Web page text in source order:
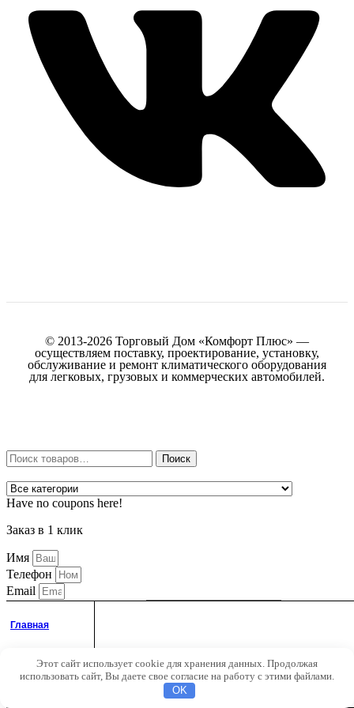
Главная
Аккаунт
Поиск
© 2013-2026 Торговый Дом «Комфорт Плюс» —
осуществляем поставку, проектирование, установку,
обслуживание и ремонт климатического оборудования
для легковых, грузовых и коммерческих автомобилей.
Искать: Поиск
Have no coupons here!
Заказ в 1 клик
Имя
Телефон
Email
Адрес и способ доставки
Я ознакомлен сПолитикой обработки персональных
данных
Этот сайт использует cookie для хранения данных. Продолжая
использовать сайт, Вы даете свое согласие на работу с этими файлами.
OK